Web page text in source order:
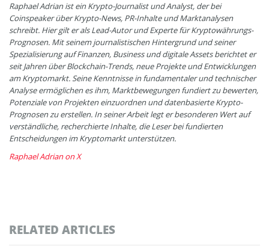
Raphael Adrian ist ein Krypto-Journalist und Analyst, der bei
Coinspeaker über Krypto-News, PR-Inhalte und Marktanalysen
schreibt. Hier gilt er als Lead-Autor und Experte für Kryptowährungs-
Prognosen. Mit seinem journalistischen Hintergrund und seiner
Spezialisierung auf Finanzen, Business und digitale Assets berichtet er
seit Jahren über Blockchain-Trends, neue Projekte und Entwicklungen
am Kryptomarkt. Seine Kenntnisse in fundamentaler und technischer
Analyse ermöglichen es ihm, Marktbewegungen fundiert zu bewerten,
Potenziale von Projekten einzuordnen und datenbasierte Krypto-
Prognosen zu erstellen. In seiner Arbeit legt er besonderen Wert auf
verständliche, recherchierte Inhalte, die Leser bei fundierten
Entscheidungen im Kryptomarkt unterstützen.
Raphael Adrian on X
RELATED ARTICLES